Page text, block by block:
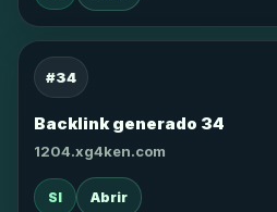
#34
Backlink generado 34
1204.xg4ken.com
SI Abrir